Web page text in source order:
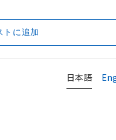
トに追加
日本語